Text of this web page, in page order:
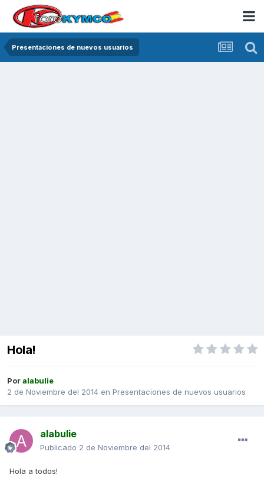
Presentaciones de nuevos usuarios
Hola!
Poralabulie
2 de Noviembre del 2014 en Presentaciones de nuevos usuarios
alabulie
Publicado 2 de Noviembre del 2014
Hola a todos!